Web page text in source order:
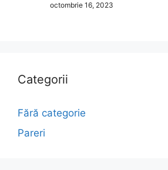
octombrie 16, 2023
Categorii
Fără categorie
Pareri